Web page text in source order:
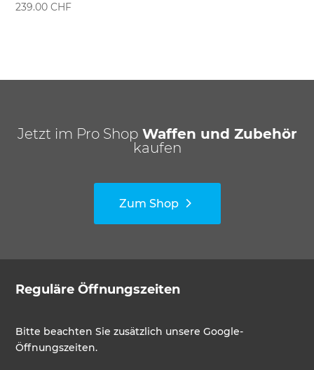
239.00CHF
Jetzt im Pro Shop Waffen und Zubehör
kaufen
Zum Shop
Reguläre Öffnungszeiten
Bitte beachten Sie zusätzlich unsere Google-
Öffnungszeiten.